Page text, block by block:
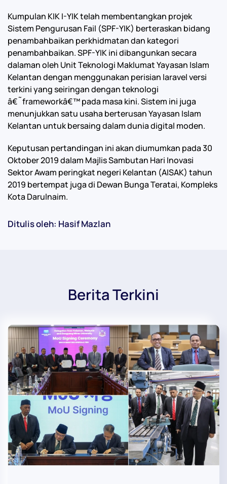
Kumpulan KIK I-YIK telah membentangkan projek
Sistem Pengurusan Fail (SPF-YIK) berteraskan bidang
penambahbaikan perkhidmatan dan kategori
penambahbaikan. SPF-YIK ini dibangunkan secara
dalaman oleh Unit Teknologi Maklumat Yayasan Islam
Kelantan dengan menggunakan perisian laravel versi
terkini yang seiringan dengan teknologi
â€˜frameworkâ€™ pada masa kini. Sistem ini juga
menunjukkan satu usaha berterusan Yayasan Islam
Kelantan untuk bersaing dalam dunia digital moden.
Keputusan pertandingan ini akan diumumkan pada 30
Oktober 2019 dalam Majlis Sambutan Hari Inovasi
Sektor Awam peringkat negeri Kelantan (AISAK) tahun
2019 bertempat juga di Dewan Bunga Teratai, Kompleks
Kota Darulnaim.
Ditulis oleh: Hasif Mazlan
Berita Terkini